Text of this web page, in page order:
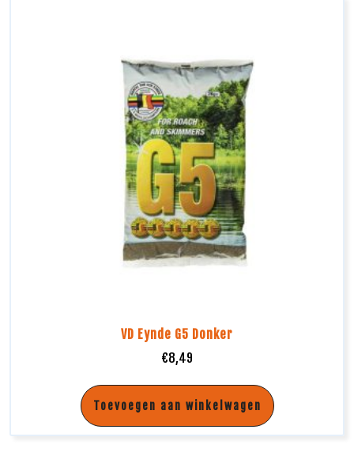
VD Eynde G5 Donker
€8,49
Toevoegen aan winkelwagen